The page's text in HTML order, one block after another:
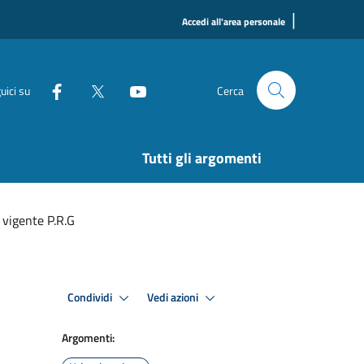
Accedi all'area personale |
su Cerca
Tutti gli argomenti
P.R.G
Condividi Vedi azioni
Argomenti: